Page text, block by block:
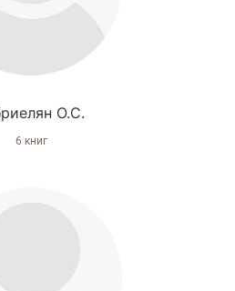
О.С.
6 книг